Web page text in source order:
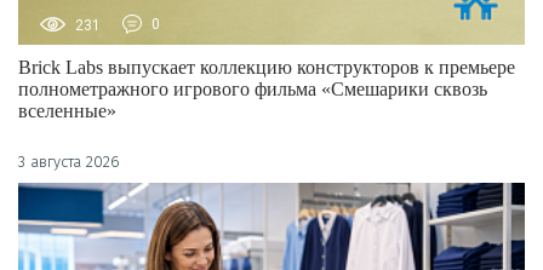
231 0
Brick Labs выпускает коллекцию конструкторов к премьере
полнометражного игрового фильма «Смешарики сквозь
вселенные»
3 августа 2026